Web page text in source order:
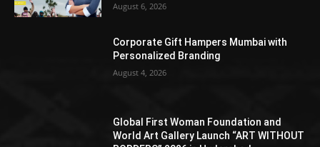
August 6, 2026
Corporate Gift Hampers Mumbai with
Personalized Branding
August 4, 2026
Global First Woman Foundation and
World Art Gallery Launch “ART WITHOUT